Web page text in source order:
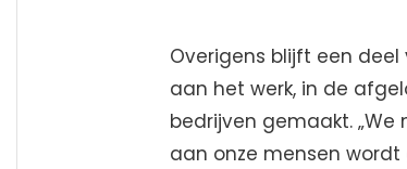
Overigens blijft een
aan het werk, in de
bedrijven gemaakt.
aan onze mensen